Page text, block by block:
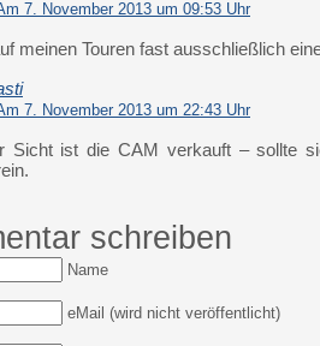
7. November 2013 um 09:53 Uhr
meinen Touren fast ausschließlich
7. November 2013 um 22:43 Uhr
Sicht ist die CAM verkauft – sollte
schreiben
Name
eMail (wird nicht veröffentlicht)